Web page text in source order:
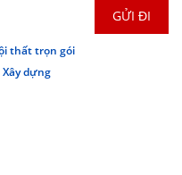
thất trọn gói
dựng